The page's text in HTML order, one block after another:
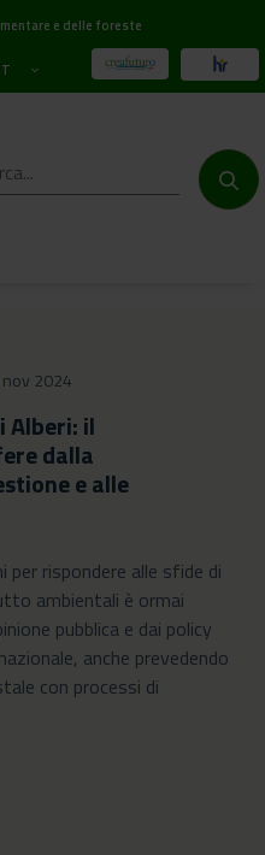
e delle foreste
IT
2024
Alberi: il
dalla
e alle
per rispondere alle sfide di
ambientali è ormai
pubblica e dai policy
anche prevedendo
con processi di